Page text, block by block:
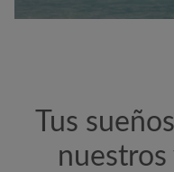
Tus
nuestros